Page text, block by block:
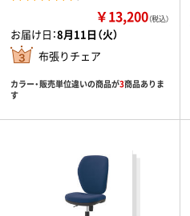
￥13,200（税込）
お届け日：8月11日（火）
布張りチェア
カラー・販売単位違いの商品が3商品ありま
す